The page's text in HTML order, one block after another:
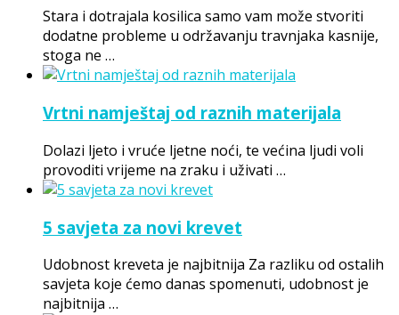
Stara i dotrajala kosilica samo vam može stvoriti
dodatne probleme u održavanju travnjaka kasnije,
stoga ne …
Vrtni namještaj od raznih materijala
Dolazi ljeto i vruće ljetne noći, te većina ljudi voli
provoditi vrijeme na zraku i uživati …
5 savjeta za novi krevet
Udobnost kreveta je najbitnija Za razliku od ostalih
savjeta koje ćemo danas spomenuti, udobnost je
najbitnija …